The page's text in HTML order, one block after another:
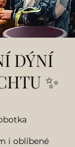
DÝNÍ
✨
i oblíbené